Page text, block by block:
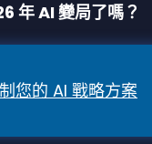
年 AI 變局了嗎？
您的 AI 戰略方案